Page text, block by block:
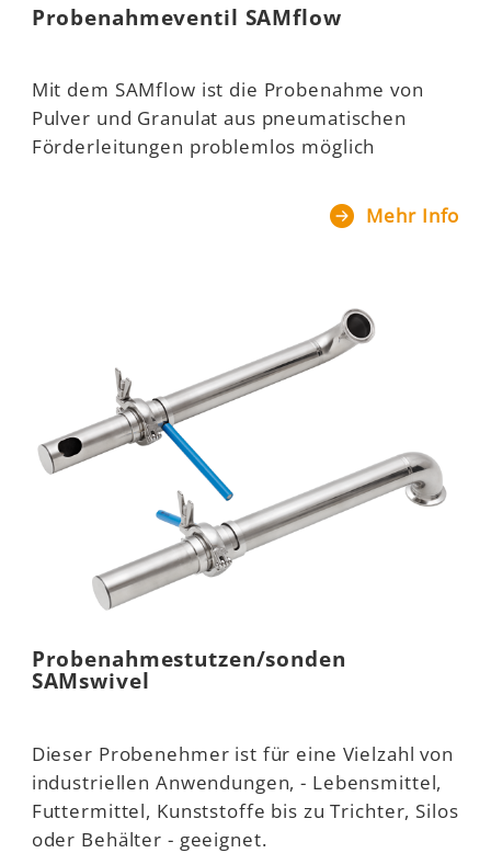
Probenahmeventil SAMflow
Mit dem SAMflow ist die Probenahme von
Pulver und Granulat aus pneumatischen
Förderleitungen problemlos möglich
Mehr Info
Probenahmestutzen/sonden
SAMswivel
Dieser Probenehmer ist für eine Vielzahl von
industriellen Anwendungen, - Lebensmittel,
Futtermittel, Kunststoffe bis zu Trichter, Silos
oder Behälter - geeignet.